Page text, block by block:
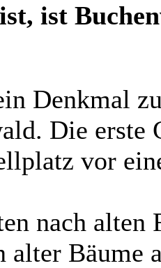
ist
Denkmal
Die erste
vor
nach alten
alter Bäume